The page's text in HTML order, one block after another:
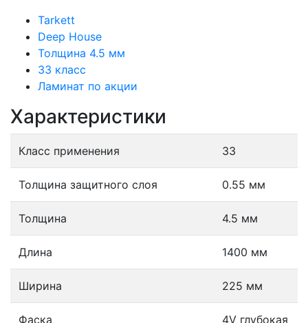
Tarkett
Deep House
Толщина 4.5 мм
33 класс
Ламинат по акции
Характеристики
Класс применения 33
Толщина защитного слоя 0.55 мм
Толщина 4.5 мм
Длина 1400 мм
Ширина 225 мм
Фаска 4V глубокая